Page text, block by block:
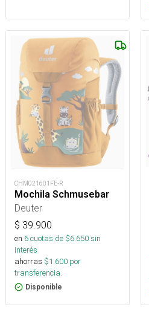
CHM021601FE-R
Mochila Schmusebar
Deuter
$ 39.900
en 6cuotas de $6.650sin
interés
ahorras $1.600 por
transferencia.
Disponible